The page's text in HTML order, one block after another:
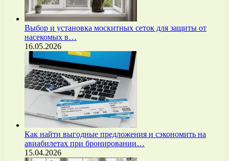
Выбор и установка москитных сеток для защиты от
насекомых в…
16.05.2026
Как найти выгодные предложения и сэкономить на
авиабилетах при бронировании…
15.04.2026